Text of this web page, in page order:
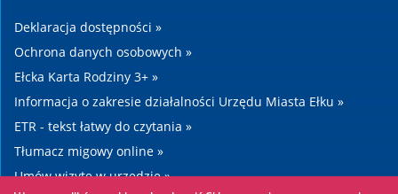
Deklaracja dostępności »
Ochrona danych osobowych »
Ełcka Karta Rodziny 3+ »
Informacja o zakresie działalności Urzędu Miasta Ełku »
ETR - tekst łatwy do czytania »
Tłumacz migowy online »
Umów wizytę w urzędzie »